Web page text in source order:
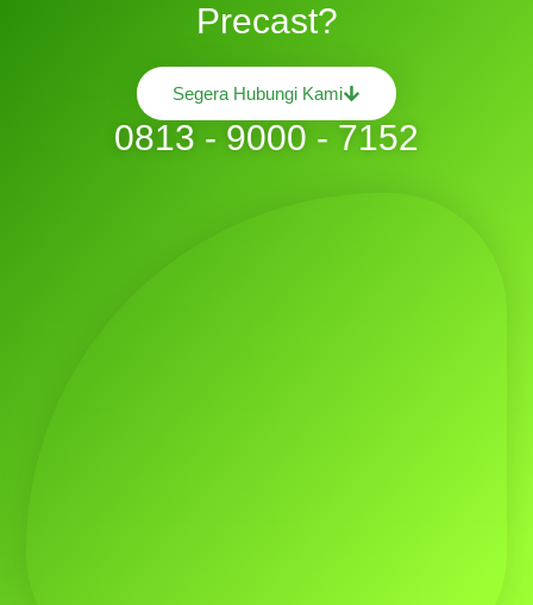
Precast?
Segera Hubungi Kami
0813 - 9000 - 7152